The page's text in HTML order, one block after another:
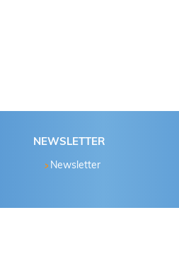
NEWSLETTER
Newsletter